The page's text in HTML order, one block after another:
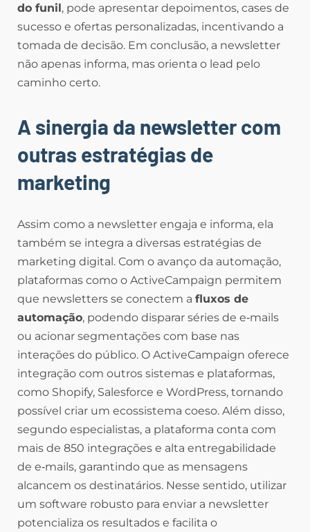
do funil, pode apresentar depoimentos, cases de
sucesso e ofertas personalizadas, incentivando a
tomada de decisão. Em conclusão, a newsletter
não apenas informa, mas orienta o lead pelo
caminho certo.
A sinergia da newsletter com
outras estratégias de
marketing
Assim como a newsletter engaja e informa, ela
também se integra a diversas estratégias de
marketing digital. Com o avanço da automação,
plataformas como o ActiveCampaign permitem
que newsletters se conectem a fluxos de
automação, podendo disparar séries de e‑mails
ou acionar segmentações com base nas
interações do público. O ActiveCampaign oferece
integração com outros sistemas e plataformas,
como Shopify, Salesforce e WordPress, tornando
possível criar um ecossistema coeso. Além disso,
segundo especialistas, a plataforma conta com
mais de 850 integrações e alta entregabilidade
de e‑mails, garantindo que as mensagens
alcancem os destinatários. Nesse sentido, utilizar
um software robusto para enviar a newsletter
potencializa os resultados e facilita o